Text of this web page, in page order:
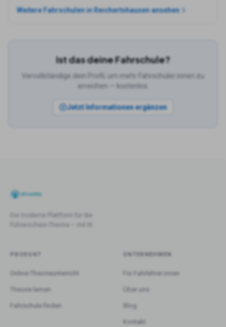
Weitere Fahrschulen in Reichertshausenansehen
Ist das deine Fahrschule?
Vervollständige dein Profil, um mehr Fahrschüler:innen zu
erreichen — kostenlos.
Jetzt Informationen ergänzen
PRODUKT
Online-Theorieunterricht
Theorie lernen
Fahrschule finden
UNTERNEHMEN
Für Fahrlehrer:innen
Über uns
Blog
Kontakt